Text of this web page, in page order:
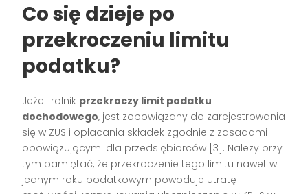
Co się dzieje po
przekroczeniu limitu
podatku?
Jeżeli rolnik przekroczy limit podatku
dochodowego, jest zobowiązany do zarejestrowania
się w ZUS i opłacania składek zgodnie z zasadami
obowiązującymi dla przedsiębiorców [3]. Należy przy
tym pamiętać, że przekroczenie tego limitu nawet w
jednym roku podatkowym powoduje utratę